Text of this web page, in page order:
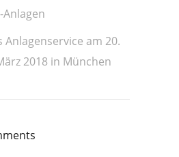
Anlagenservice am 20.
2018 in München